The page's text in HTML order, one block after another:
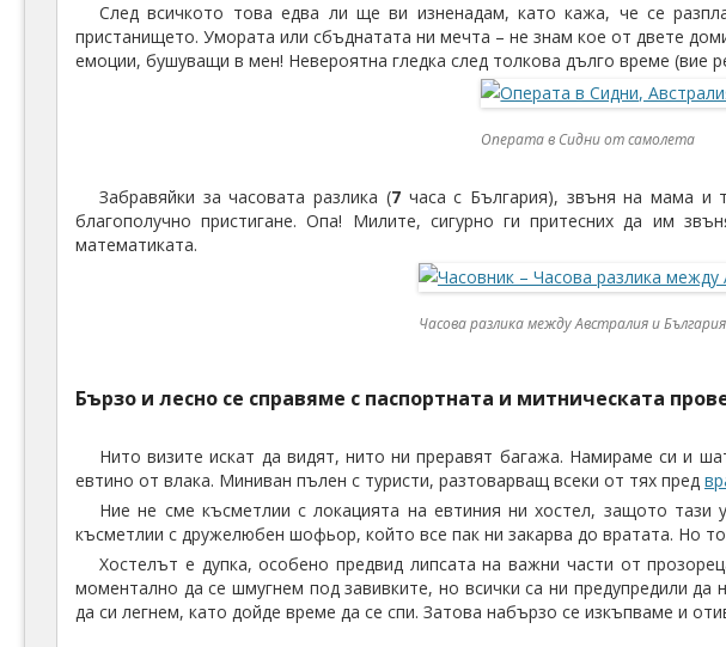
След всичкото това едва ли ще ви изненадам, като кажа, че се
пристанището. Умората или сбъднатата ни мечта – не знам кое от двете
емоции, бушуващи в мен! Невероятна гледка след толкова дълго време (вие
Операта в Сидни от самолета
Забравяйки за часовата разлика (7часа с България), звъня на мама и
благополучно пристигане. Опа! Милите, сигурно ги притесних да им
математиката.
Часова разлика между Австралия и България
Бързо и лесно се справяме с паспортната и митническата
Нито визите искат да видят, нито ни преравят багажа. Намираме си и
евтино от влака. Миниван пълен с туристи, разтоварващ всеки от тях пред
Ние не сме късметлии с локацията на евтиния ни хостел, защото
късметлии с дружелюбен шофьор, който все пак ни закарва до вратата. Но
Хостелът е дупка, особено предвид липсата на важни части от
моментално да се шмугнем под завивките, но всички са ни предупредили
да си легнем, като дойде време да се спи. Затова набързо се изкъпваме и